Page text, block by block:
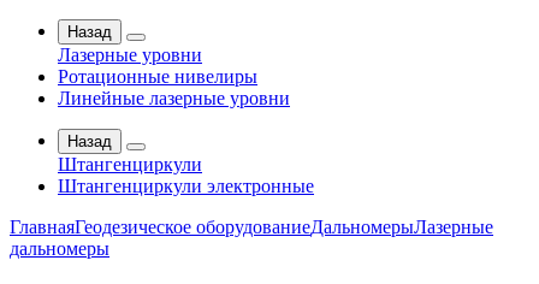
Назад
Лазерные уровни
Ротационные нивелиры
Линейные лазерные уровни
Назад
Штангенциркули
Штангенциркули электронные
ГлавнаяГеодезическое оборудованиеДальномерыЛазерные
дальномеры